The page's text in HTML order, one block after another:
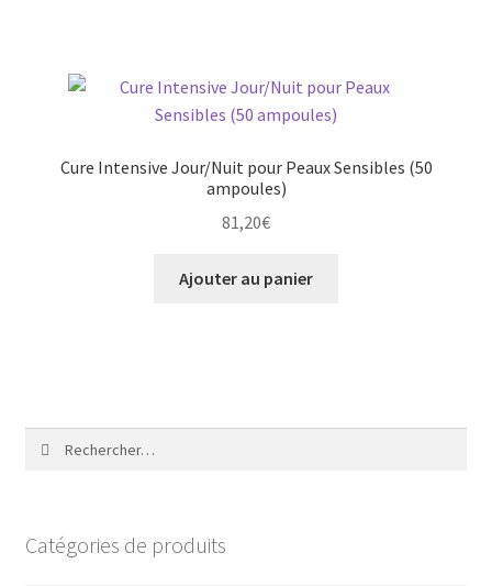
Cure Intensive Jour/Nuit pour Peaux Sensibles (50
ampoules)
81,20€
Ajouter au panier
Catégories de produits